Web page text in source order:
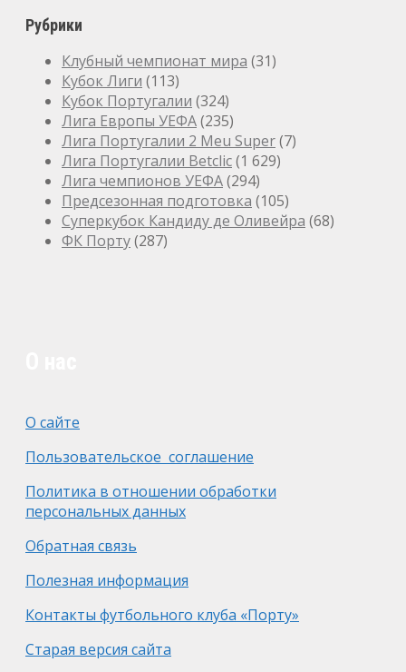
Рубрики
Клубный чемпионат мира (31)
Кубок Лиги (113)
Кубок Португалии (324)
Лига Европы УЕФА(235)
Лига Португалии 2 Meu Super(7)
Лига Португалии Betclic(1 629)
Лига чемпионов УЕФА(294)
Предсезонная подготовка (105)
Суперкубок Кандиду де Оливейра (68)
ФК Порту(287)
О сайте
Пользовательское соглашение
Политика в отношении обработки
персональных данных
Обратная связь
Полезная информация
Контакты футбольного клуба «Порту»
Старая версия сайта